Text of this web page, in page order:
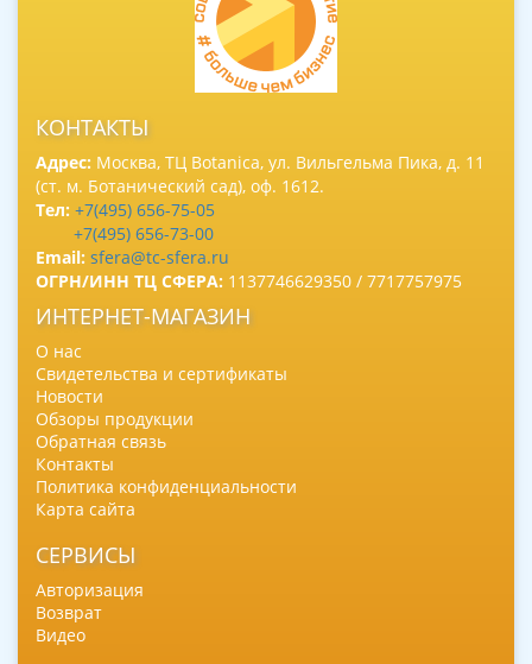
КОНТАКТЫ
Адрес: Москва, ТЦ Botanica, ул. Вильгельма Пика, д. 11
(ст. м. Ботанический сад), оф. 1612.
Тел: +7(495) 656-75-05
+7(495) 656-73-00
Email: sfera@tc-sfera.ru
ОГРН/ИНН ТЦ СФЕРА: 1137746629350 / 7717757975
ИНТЕРНЕТ-МАГАЗИН
О нас
Свидетельства и сертификаты
Новости
Обзоры продукции
Обратная связь
Контакты
Политика конфиденциальности
Карта сайта
СЕРВИСЫ
Авторизация
Возврат
Видео